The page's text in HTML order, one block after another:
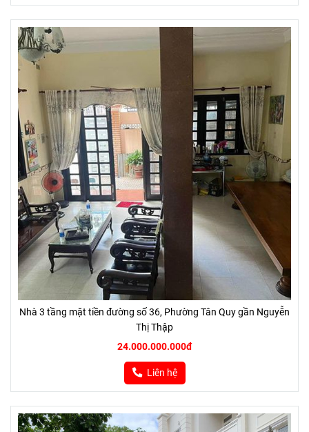
Nhà 3 tầng mặt tiền đường số 36, Phường Tân Quy gần Nguyễn
Thị Thập
24.000.000.000đ
Liên hệ